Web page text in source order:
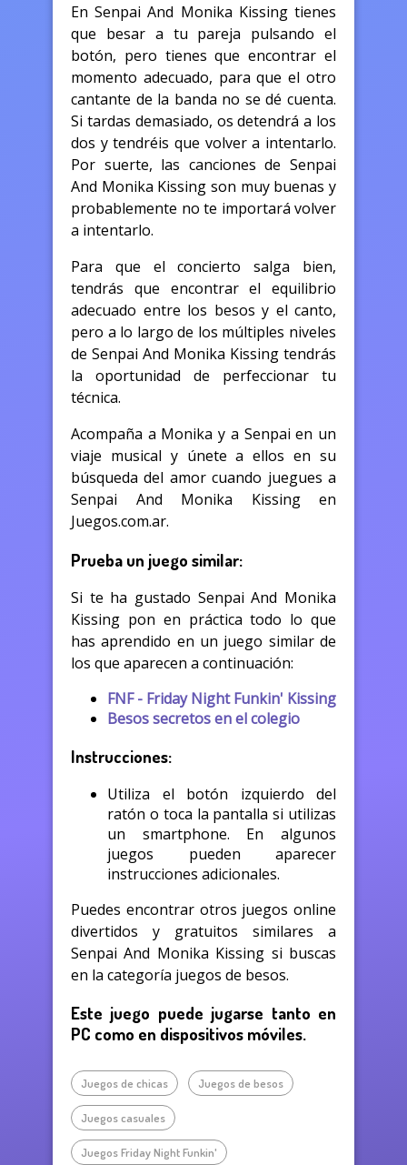
En Senpai And Monika Kissing tienes
que besar a tu pareja pulsando el
botón, pero tienes que encontrar el
momento adecuado, para que el otro
cantante de la banda no se dé cuenta.
Si tardas demasiado, os detendrá a los
dos y tendréis que volver a intentarlo.
Por suerte, las canciones de Senpai
And Monika Kissing son muy buenas y
probablemente no te importará volver
a intentarlo.
Para que el concierto salga bien,
tendrás que encontrar el equilibrio
adecuado entre los besos y el canto,
pero a lo largo de los múltiples niveles
de Senpai And Monika Kissing tendrás
la oportunidad de perfeccionar tu
técnica.
Acompaña a Monika y a Senpai en un
viaje musical y únete a ellos en su
búsqueda del amor cuando juegues a
Senpai And Monika Kissing en
Juegos.com.ar.
Prueba un juego similar:
Si te ha gustado Senpai And Monika
Kissing pon en práctica todo lo que
has aprendido en un juego similar de
los que aparecen a continuación:
FNF - Friday Night Funkin' Kissing
Besos secretos en el colegio
Instrucciones:
Utiliza el botón izquierdo del
ratón o toca la pantalla si utilizas
un smartphone. En algunos
juegos pueden aparecer
instrucciones adicionales.
Puedes encontrar otros juegos online
divertidos y gratuitos similares a
Senpai And Monika Kissing si buscas
en la categoría juegos de besos.
Este juego puede jugarse tanto en
PC como en dispositivos móviles.
Juegos de chicas Juegos de besos
Juegos casuales
Juegos Friday Night Funkin'